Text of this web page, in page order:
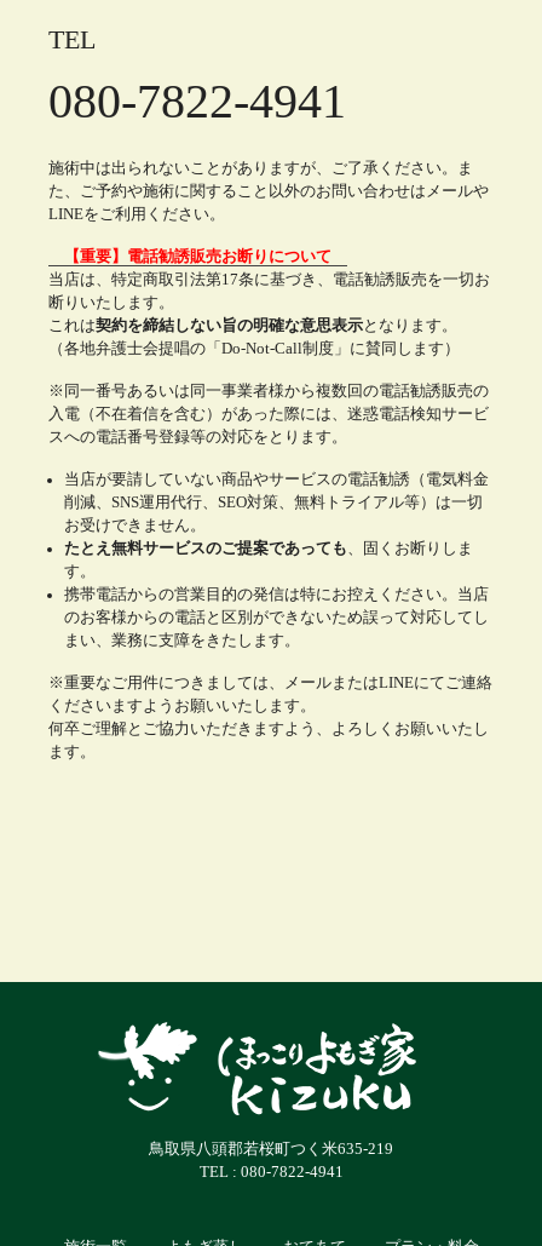
TEL
080-7822-4941
施術中は出られないことがありますが、ご了承ください。ま
た、ご予約や施術に関すること以外のお問い合わせはメールや
LINEをご利用ください。
【重要】電話勧誘販売お断りについて
当店は、特定商取引法第17条に基づき、電話勧誘販売を一切お
断りいたします。
これは契約を締結しない旨の明確な意思表示となります。
（各地弁護士会提唱の「Do-Not-Call制度」に賛同します）
※同一番号あるいは同一事業者様から複数回の電話勧誘販売の
入電（不在着信を含む）があった際には、迷惑電話検知サービ
スへの電話番号登録等の対応をとります。
当店が要請していない商品やサービスの電話勧誘（電気料金
削減、SNS運用代行、SEO対策、無料トライアル等）は一切
お受けできません。
たとえ無料サービスのご提案であっても 、固くお断りしま
す。
携帯電話からの営業目的の発信は特にお控えください。当店
のお客様からの電話と区別ができないため誤って対応してし
まい、業務に支障をきたします。
※重要なご用件につきましては、メールまたはLINEにてご連絡
くださいますようお願いいたします。
何卒ご理解とご協力いただきますよう、よろしくお願いいたし
ます。
鳥取県八頭郡若桜町つく米635-219
TEL : 080-7822-4941